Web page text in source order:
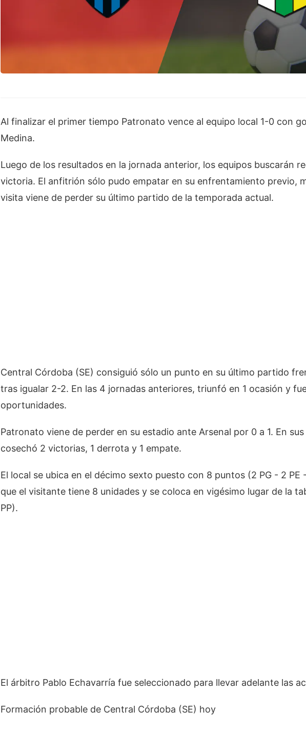
Al finalizar el primer tiempo Patronato vence al equipo local 1-0 con
Medina.
Luego de los resultados en la jornada anterior, los equipos buscarán
victoria. El anfitrión sólo pudo empatar en su enfrentamiento previo,
visita viene de perder su último partido de la temporada actual.
Central Córdoba (SE) consiguió sólo un punto en su último partido
tras igualar 2-2. En las 4 jornadas anteriores, triunfó en 1 ocasión y
oportunidades.
Patronato viene de perder en su estadio ante Arsenal por 0 a 1. En
cosechó 2 victorias, 1 derrota y 1 empate.
El local se ubica en el décimo sexto puesto con 8 puntos (2 PG - 2 PE
que el visitante tiene 8 unidades y se coloca en vigésimo lugar de la
PP).
El árbitro Pablo Echavarría fue seleccionado para llevar adelante las
Formación probable de Central Córdoba (SE) hoy